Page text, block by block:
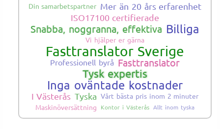
Din samarbetspartner Mer än 20 års erfarenhet
ISO17100 certifierade
Snabba, noggranna, effektiva Billiga
Vi hjälper er gärna
Fasttranslator Sverige
Professionell byrå Fasttranslator
Tysk expertis
Inga oväntade kostnader
I Västerås Tyska Vårt bästa pris inom 2 minuter
Maskinöversättning
Kontor i Västerås Allt inom tyska